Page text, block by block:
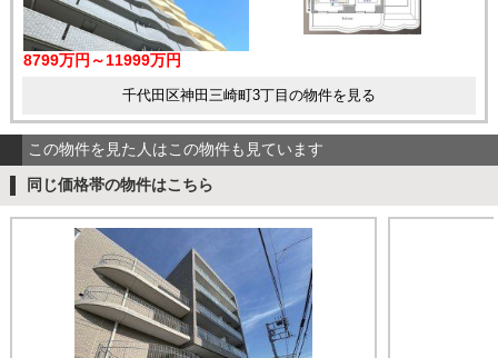
8799万円～11999万円
千代田区神田三崎町3丁目の物件を見る
この物件を見た人はこの物件も見ています
同じ価格帯の物件はこちら